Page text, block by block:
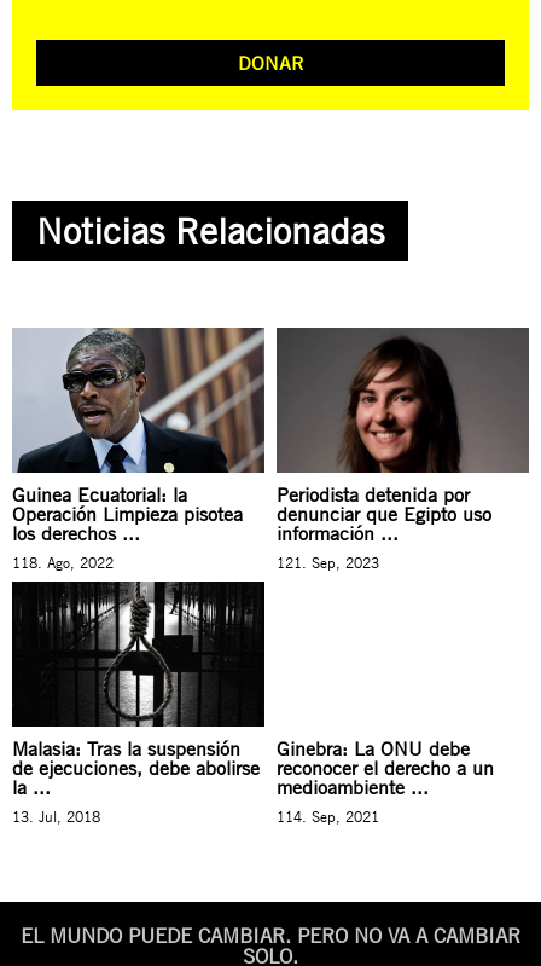
DONAR
Noticias Relacionadas
Guinea Ecuatorial: la
Operación Limpieza pisotea
los derechos ...
118. Ago, 2022
Periodista detenida por
denunciar que Egipto uso
información ...
121. Sep, 2023
Malasia: Tras la suspensión
de ejecuciones, debe abolirse
la ...
13. Jul, 2018
Ginebra: La ONU debe
reconocer el derecho a un
medioambiente ...
114. Sep, 2021
EL MUNDO PUEDE CAMBIAR. PERO NO VA A CAMBIAR
SOLO.